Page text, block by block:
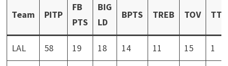
Team PITP
FB
PTS
BIG
LD
BPTS TREB TOV
LAL 58 19 18 14 11 15 1